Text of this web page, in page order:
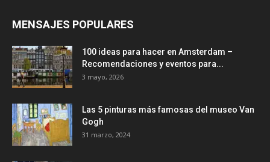
MENSAJES POPULARES
100 ideas para hacer en Amsterdam –
Recomendaciones y eventos para...
3 mayo, 2026
Las 5 pinturas más famosas del museo Van
Gogh
31 marzo, 2024